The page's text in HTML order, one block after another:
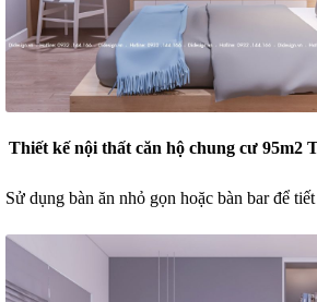
Thiết kế nội thất căn hộ chung cư 95m2
Sử dụng bàn ăn nhỏ gọn hoặc bàn bar để